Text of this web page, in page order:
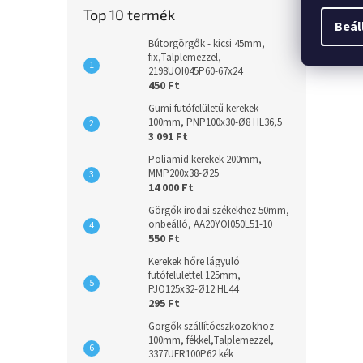
Top 10 termék
Bútorgörgők - kicsi 45mm,
fix,Talplemezzel,
2198UOI045P60-67x24
450 Ft
Gumi futófelületű kerekek
100mm, PNP100x30-Ø8 HL36,5
3 091 Ft
Poliamid kerekek 200mm,
MMP200x38-Ø25
14 000 Ft
Görgők irodai székekhez 50mm,
önbeálló, AA20YOI050L51-10
550 Ft
Kerekek hőre lágyuló
futófelülettel 125mm,
PJO125x32-Ø12 HL44
295 Ft
Görgők szállítóeszközökhöz
100mm, fékkel,Talplemezzel,
3377UFR100P62 kék